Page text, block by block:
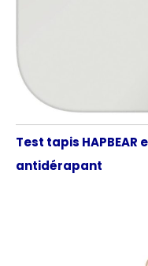
Test tapis
antidérapant